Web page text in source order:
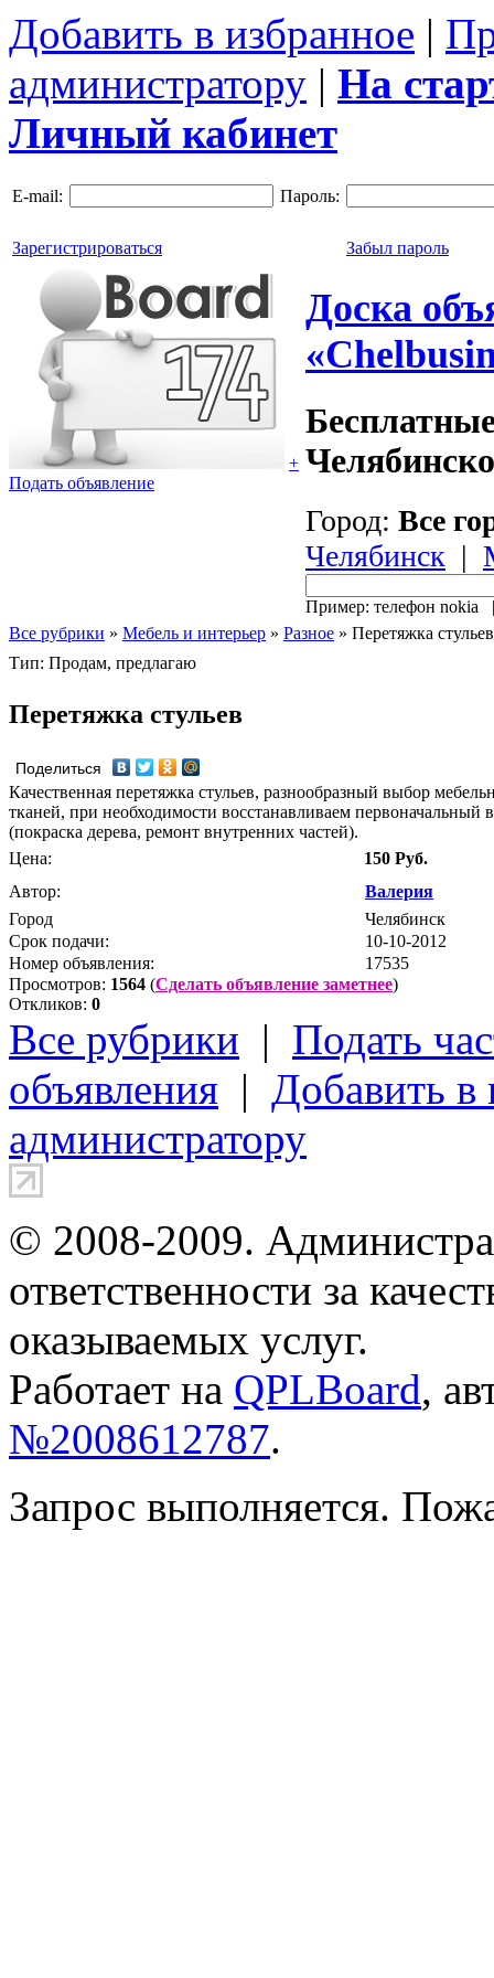
Добавить в избранное |
администратору | На
Личный кабинет
E-mail: Пароль:
Зарегистрироваться Забыл пароль
+
Подать объявление
Доска
Город: Все
Челябинск |
Пример: телефон
Все рубрики » Мебель и интерьер » Разное » Перетяжка
Тип: Продам, предлагаю
Перетяжка стульев
Поделиться
Качественная перетяжка стульев, разнообразный выбор
тканей, при необходимости восстанавливаем первоначальный
(покраска дерева, ремонт внутренних частей).
Цена:
150 Руб.
Автор:
Валерия
Город
Челябинск
Срок подачи:
10-10-2012
Номер объявления:
17535
Просмотров: 1564 (Сделать объявление заметнее)
Откликов: 0
Все рубрики | Подать
объявления | Добавить в
администратору
© 2008-2009.
ответственности за
оказываемых услуг.
Работает на QPLBoard,
№2008612787.
Запрос выполняется.